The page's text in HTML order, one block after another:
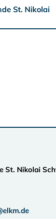
St. Nikolai
St. Nikolai